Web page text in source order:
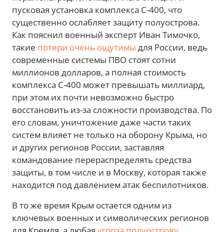
пусковая установка комплекса С-400, что
существенно ослабляет защиту полуострова.
Как пояснил военный эксперт Иван Тимочко,
такие потери очень ощутимы для России, ведь
современные системы ПВО стоят сотни
миллионов долларов, а полная стоимость
комплекса С-400 может превышать миллиард,
при этом их почти невозможно быстро
восстановить из-за сложности производства. По
его словам, уничтожение даже части таких
систем влияет не только на оборону Крыма, но
и других регионов России, заставляя
командование перераспределять средства
защиты, в том числе и в Москву, которая также
находится под давлением атак беспилотников.
В то же время Крым остается одним из
ключевых военных и символических регионов